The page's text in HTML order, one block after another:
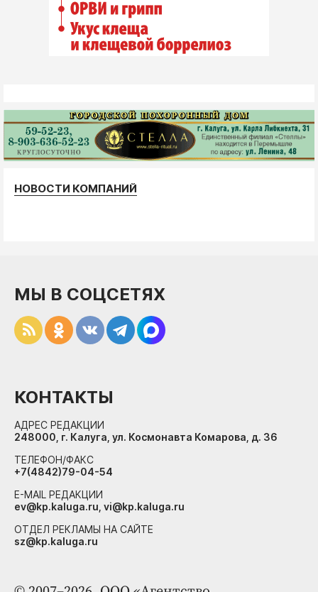
НОВОСТИ КОМПАНИЙ
МЫ В СОЦСЕТЯХ
КОНТАКТЫ
АДРЕС РЕДАКЦИИ
248000, г. Калуга, ул. Космонавта Комарова, д. 36
ТЕЛЕФОН/ФАКС
+7(4842)79-04-54
E-MAIL РЕДАКЦИИ
ev@kp.kaluga.ru, vi@kp.kaluga.ru
ОТДЕЛ РЕКЛАМЫ НА САЙТЕ
sz@kp.kaluga.ru